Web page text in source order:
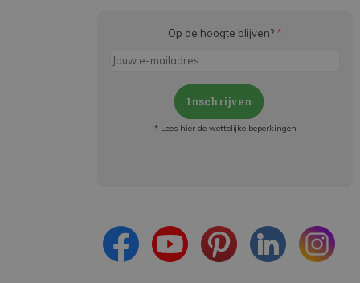
Op de hoogte blijven? *
Inschrijven
* Lees hier de wettelijke beperkingen